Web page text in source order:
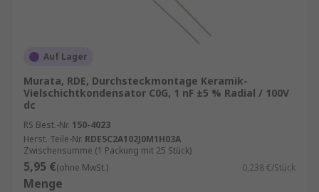
Auf Lager
Murata, RDE, Durchsteckmontage Keramik-
Vielschichtkondensator C0G, 1 nF ±5 % Radial / 100V
dc
RS Best.-Nr. 150-4023
Herst. Teile-Nr. RDE5C2A102J0M1H03A
Zwischensumme (1 Packung mit 25 Stück)
5,95 €(ohne MwSt.) 0,238 €/Stück
Menge